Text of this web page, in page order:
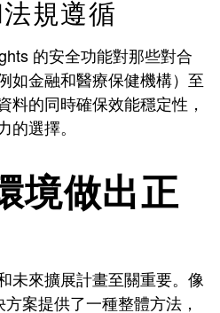
規遵循
的安全功能對那些對合
如金融和醫療保健機構）至
料的同時確保效能穩定性，
選擇。
境做出正
未來擴展計畫至關重要。像
案提供了一種整體方法，